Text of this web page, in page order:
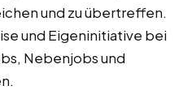
und zu übertreffen.
und Eigeninitiative bei
Nebenjobs und